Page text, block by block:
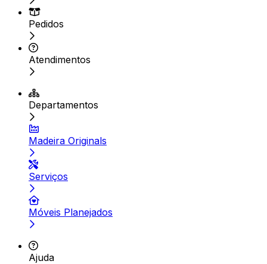
Pedidos
Atendimentos
Departamentos
Madeira Originals
Serviços
Móveis Planejados
Ajuda